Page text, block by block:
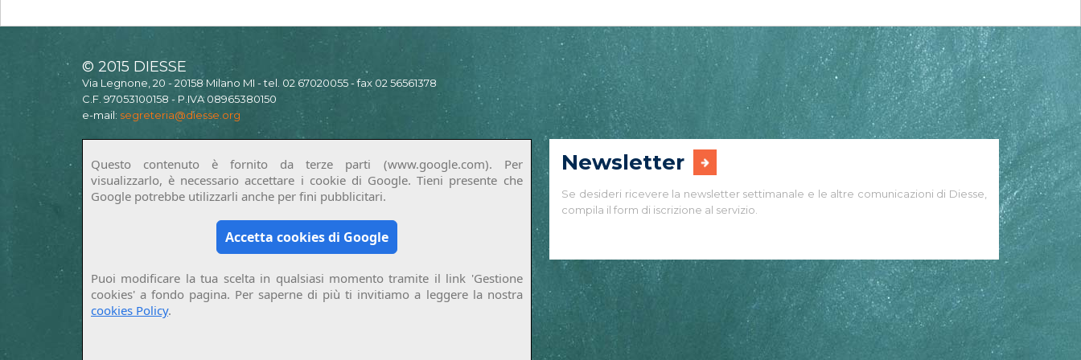
© 2015 DIESSE
Via Legnone, 20 - 20158 Milano MI - tel. 02 67020055 - fax 02 56561378
C.F. 97053100158 - P.IVA 08965380150
e-mail: segreteria@diesse.org
Questo contenuto è fornito da terze parti (www.google.com). Per
visualizzarlo, è necessario accettare i cookie di Google. Tieni presente che
Google potrebbe utilizzarli anche per fini pubblicitari.
Accetta cookies di Google
Puoi modificare la tua scelta in qualsiasi momento tramite il link 'Gestione
cookies' a fondo pagina. Per saperne di più ti invitiamo a leggere la nostra
cookies Policy.
Newsletter
Se desideri ricevere la newsletter settimanale e le altre comunicazioni di Diesse,
compila il form di iscrizione al servizio.